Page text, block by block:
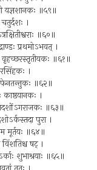
यज्ञशानकः ॥५९॥
।
॥६०॥
प्रथमोऽभवत् ।
वृहच्छरस्तृतीयकः ॥६१॥
।
फेनतन्तुकः ॥६२॥
काष्ठयानकः ।
॥६३॥
पुरा ।
मूर्तयः ॥६४॥
षट् ।
शुभाश्रयाः ॥६५॥